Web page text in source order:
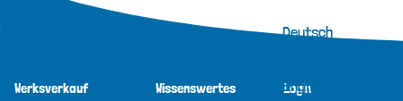
Deutsch
English
Werksverkauf Wissenswertes Login